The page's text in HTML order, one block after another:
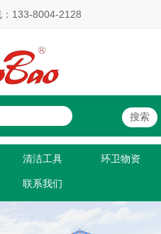
133-8004-2128
清洁工具 环卫物资
联系我们